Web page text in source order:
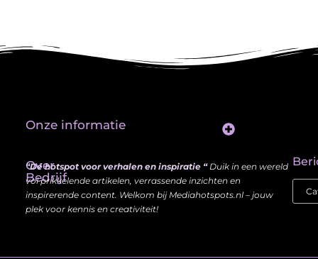
Over
Bedrijf
“Dé hotspot voor verhalen en inspiratie “Duik in een wereld
vol prikkelende artikelen, verrassende inzichten en
inspirerende content. Welkom bij Mediahotspots.nl – jouw
plek voor kennis en creativiteit!
Onze informatie